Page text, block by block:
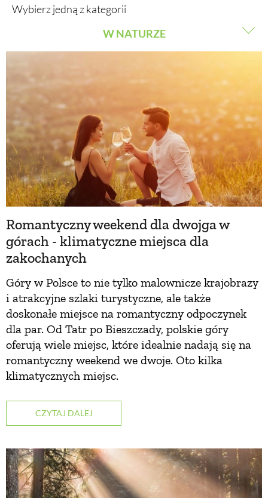
Wybierz jedną z kategorii
W NATURZE
NATURALNA APTECZKA
DLA DOMU
EKO ŻYCIE
Romantyczny weekend dla dwojga w
górach - klimatyczne miejsca dla
zakochanych
Góry w Polsce to nie tylko malownicze krajobrazy
i atrakcyjne szlaki turystyczne, ale także
doskonałe miejsce na romantyczny odpoczynek
dla par. Od Tatr po Bieszczady, polskie góry
oferują wiele miejsc, które idealnie nadają się na
romantyczny weekend we dwoje. Oto kilka
klimatycznych miejsc.
CZYTAJ DALEJ
BUDUJEMY DOM
WARZYWA I OWOCE
ROŚLINY OGRODOWE
PORADY
ZIELEŃ W DOMU
PROJEKTOWANIE OGRODU
NATURALNIE
URODA
NATURALNA APTECZKA
EKO ŻYCIE
PRZYRODA